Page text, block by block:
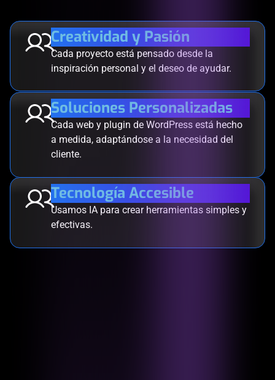
Creatividad y Pasión
Cada proyecto está pensado desde la
inspiración personal y el deseo de ayudar.
Soluciones Personalizadas
Cada web y plugin de WordPress está hecho
a medida, adaptándose a la necesidad del
cliente.
Tecnología Accesible
Usamos IA para crear herramientas simples y
efectivas.